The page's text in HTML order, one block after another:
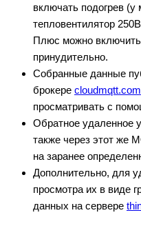
включать подогрев
тепловентилятор
Плюс можно
принудительно.
Собранные данные
брокере cloudmqtt.com
просматривать с
Обратное удаленное
также через этот же
на заранее
Дополнительно, для
просмотра их в виде
данных на сервере